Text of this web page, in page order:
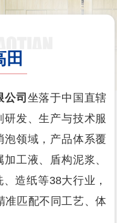
田
司 坐落于中国直辖
发、生产与技术服
领域，产品体系覆
工液、盾构泥浆、
造纸等38大行业，
准匹配不同工艺、体